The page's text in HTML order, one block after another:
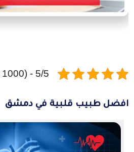
5/5 - (1000 صوت)
افضل طبيب قلبية في دمشق